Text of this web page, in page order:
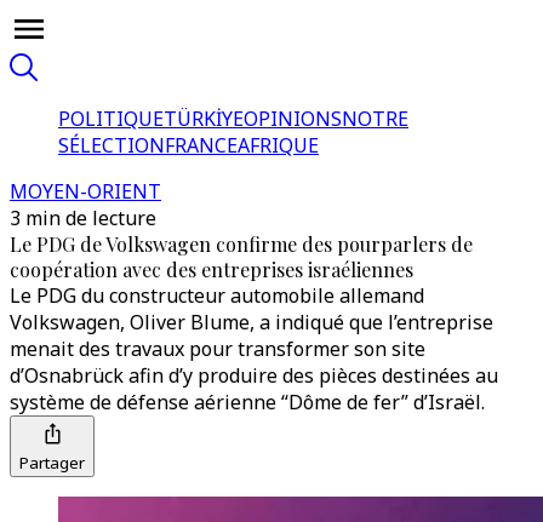
POLITIQUETÜRKİYEOPINIONSNOTRE
SÉLECTIONFRANCEAFRIQUE
MOYEN-ORIENT
3 min de lecture
Le PDG de Volkswagen confirme des pourparlers de
coopération avec des entreprises israéliennes
Le PDG du constructeur automobile allemand
Volkswagen, Oliver Blume, a indiqué que l’entreprise
menait des travaux pour transformer son site
d’Osnabrück afin d’y produire des pièces destinées au
système de défense aérienne “Dôme de fer” d’Israël.
Partager